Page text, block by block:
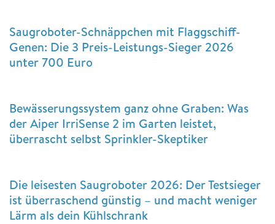
Saugroboter-Schnäppchen mit Flaggschiff-
Genen: Die 3 Preis-Leistungs-Sieger 2026
unter 700 Euro
Bewässerungssystem ganz ohne Graben: Was
der Aiper IrriSense 2 im Garten leistet,
überrascht selbst Sprinkler-Skeptiker
Die leisesten Saugroboter 2026: Der Testsieger
ist überraschend günstig – und macht weniger
Lärm als dein Kühlschrank